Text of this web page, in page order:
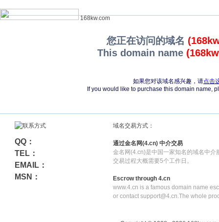
168kw.com
您正在访问的域名
This domain name
如果您对该域名感兴趣，请点击
If you would like to purchase this domain name,
QQ：
TEL：
EMAIL：
MSN：
域名交易方式：
通过金名网(4.cn) 中介交易
金名网(4.cn)是中国一家知名的域名中介
交易过程大概需要5个工作日。
Escrow through 4.cn
www.4.cn is a famous domain name
or contact support@4.cn.The whole